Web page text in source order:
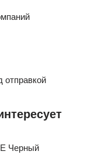
отправкой